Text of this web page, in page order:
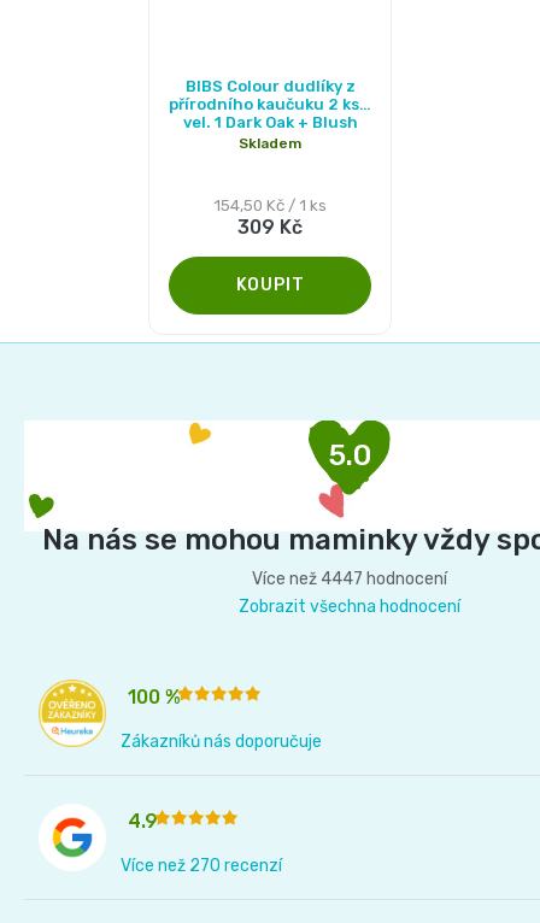
BIBS Colour dudlíky z
přírodního kaučuku 2 ks -
vel. 1 Dark Oak + Blush
Skladem
309 Kč
Měrná
cena:
154,50 Kč / 1 ks
5.0
Na nás se mohou maminky vždy
Více než 4447 hodnocení
Zobrazit všechna hodnocení
100 %
Zákazníků nás doporučuje
4.9
Více než 270 recenzí